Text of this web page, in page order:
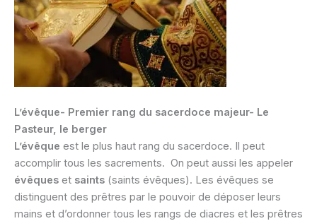
L’évêque- Premier rang du sacerdoce majeur- Le
Pasteur, le berger
L’évêque est le plus haut rang du sacerdoce. Il peut
accomplir tous les sacrements. On peut aussi les appeler
évêques et saints (saints évêques). Les évêques se
distinguent des prêtres par le pouvoir de déposer leurs
mains et d’ordonner tous les rangs de diacres et les prêtres